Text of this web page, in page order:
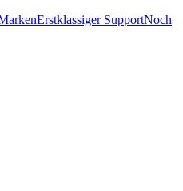
Erstklassiger SupportNoch